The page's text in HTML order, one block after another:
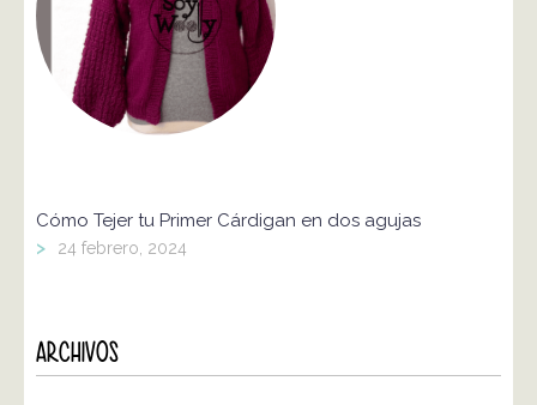
Cómo Tejer tu Primer Cárdigan en dos agujas
> 24 febrero, 2024
ARCHIVOS